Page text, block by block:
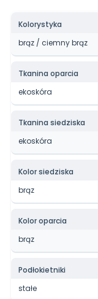
Kolorystyka
brąz / ciemny brąz
Tkanina oparcia
ekoskóra
Tkanina siedziska
ekoskóra
Kolor siedziska
brąz
Kolor oparcia
brąz
Podłokietniki
stałe